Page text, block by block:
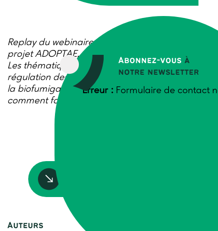
Abonnez-vous à
notre newsletter
Erreur : Formulaire de contact
Replay du webinaire organisé dans le cadre du
projet ADOPTAE, dont Trame est partenaire.
Les thématiques abordées sont : couverts et
régulation des adventices (S. Cordeau) et viser
la biofumigation avec les couverts végétaux,
comment faire ? (V. Michel)
Auteurs